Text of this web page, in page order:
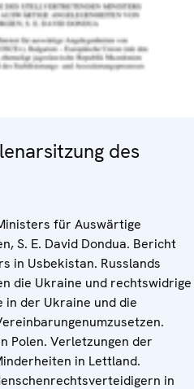
des
für Auswärtige
S. E. David Dondua. Bericht
in Usbekistan. Russlands
die Ukraine und rechtswidrige
in der Ukraine und die
Polen. Verletzungen der
in Lettland.
in